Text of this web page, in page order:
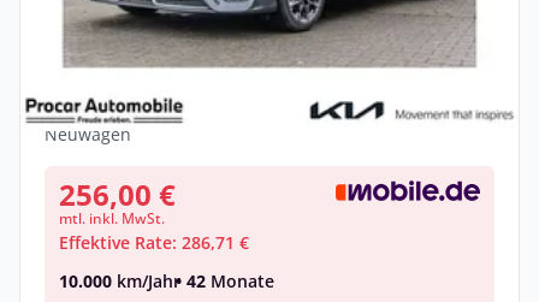
Privat
Kia Ceed SW 1.5 T-GDI 140 GT-line GT Line
DAB
Benzin •Manuell •
140 PS (103 kW)
Neuwagen
256,00 €
mtl. inkl. MwSt.
Effektive Rate: 286,71 €
10.000 km/Jahr• 42 Monate